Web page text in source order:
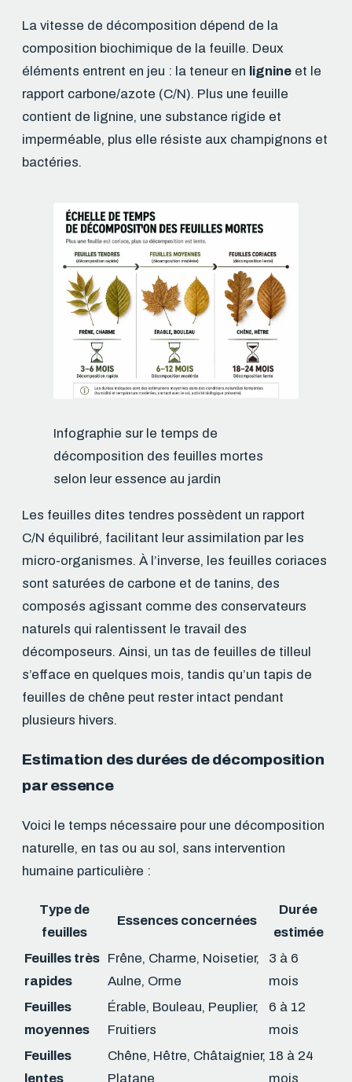
La vitesse de décomposition dépend de la
composition biochimique de la feuille. Deux
éléments entrent en jeu : la teneur en lignine et le
rapport carbone/azote (C/N). Plus une feuille
contient de lignine, une substance rigide et
imperméable, plus elle résiste aux champignons et
bactéries.
Infographie sur le temps de
décomposition des feuilles mortes
selon leur essence au jardin
Les feuilles dites tendres possèdent un rapport
C/N équilibré, facilitant leur assimilation par les
micro-organismes. À l’inverse, les feuilles coriaces
sont saturées de carbone et de tanins, des
composés agissant comme des conservateurs
naturels qui ralentissent le travail des
décomposeurs. Ainsi, un tas de feuilles de tilleul
s’efface en quelques mois, tandis qu’un tapis de
feuilles de chêne peut rester intact pendant
plusieurs hivers.
Estimation des durées de décomposition
par essence
Voici le temps nécessaire pour une décomposition
naturelle, en tas ou au sol, sans intervention
humaine particulière :
Type de
feuilles
Essences concernées
Durée
estimée
Feuilles très
rapides
Frêne, Charme, Noisetier,
Aulne, Orme
3 à 6
mois
Feuilles
moyennes
Érable, Bouleau, Peuplier,
Fruitiers
6 à 12
mois
Feuilles
lentes
Chêne, Hêtre, Châtaignier,
Platane
18 à 24
mois